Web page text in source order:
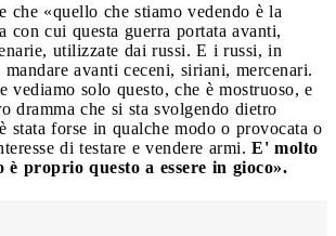
che «quello che stiamo vedendo è la
con cui questa guerra portata avanti,
utilizzate dai russi. E i russi, in
avanti ceceni, siriani, mercenari.
vediamo solo questo, che è mostruoso, e
dramma che si sta svolgendo dietro
stata forse in qualche modo o provocata o
di testare e vendere armi. E' molto
proprio questo a essere in gioco».